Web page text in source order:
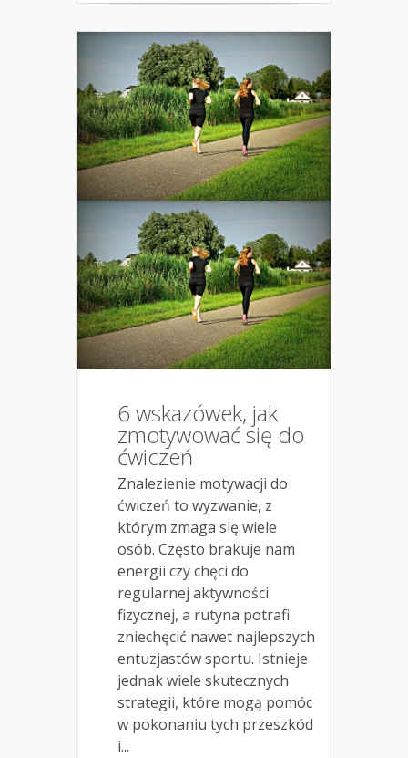
6 wskazówek, jak
zmotywować się do
ćwiczeń
Znalezienie motywacji do
ćwiczeń to wyzwanie, z
którym zmaga się wiele
osób. Często brakuje nam
energii czy chęci do
regularnej aktywności
fizycznej, a rutyna potrafi
zniechęcić nawet najlepszych
entuzjastów sportu. Istnieje
jednak wiele skutecznych
strategii, które mogą pomóc
w pokonaniu tych przeszkód
i...